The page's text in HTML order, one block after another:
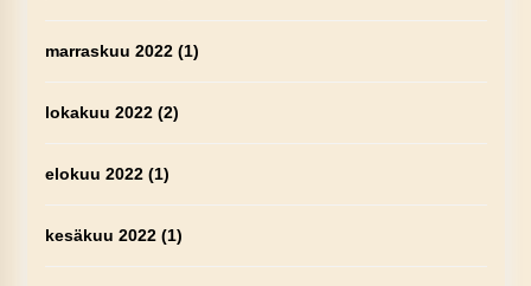
marraskuu 2022(1)
lokakuu 2022(2)
elokuu 2022(1)
kesäkuu 2022(1)